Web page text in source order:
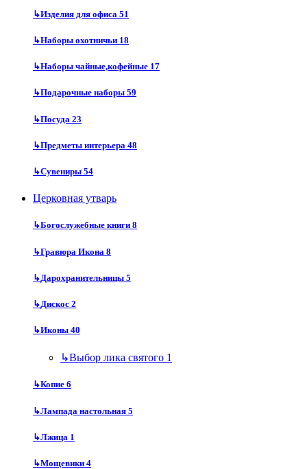
↳Изделия для офиса 51
↳Наборы охотничьи 18
↳Наборы чайные,кофейные 17
↳Подарочные наборы 59
↳Посуда 23
↳Предметы интерьера 48
↳Сувениры 54
Церковная утварь
↳Богослужебные книги 8
↳Гравюра Икона 8
↳Дарохранительницы 5
↳Дискос 2
↳Иконы 40
↳Выбор лика святого 1
↳Копие 6
↳Лампада настольная 5
↳Лжица 1
↳Мощевики 4